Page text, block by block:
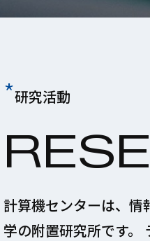
*研究活動
計算機センターは、
学の附置研究所です。